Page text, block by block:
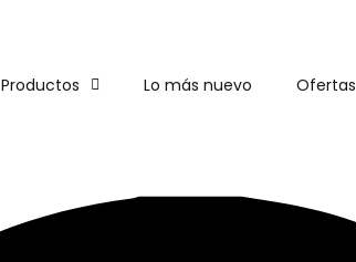
Productos Lo más nuevo Ofertas